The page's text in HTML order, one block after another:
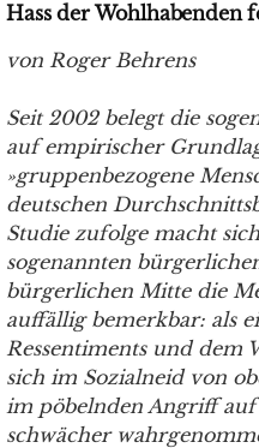
Hass der Wohlhabenden
von Roger Behrens
Seit 2002 belegt die
auf empirischer
»gruppenbezogene
deutschen
Studie zufolge macht
sogenannten
bürgerlichen Mitte die
auffällig bemerkbar: als
Ressentiments und dem
sich im Sozialneid von
im pöbelnden Angriff
schwächer